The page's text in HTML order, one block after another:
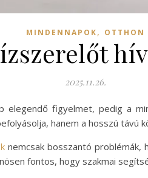
MINDENNAPOK, OTTHON
2025.11.26.
figyelmet, pedig a
hanem a hosszú távú
nemcsak bosszantó problémák,
fontos, hogy szakmai